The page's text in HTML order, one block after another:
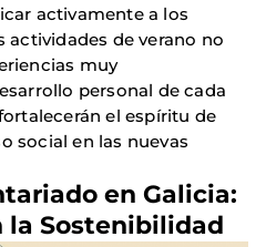
activamente a los
actividades de verano no
muy
personal de cada
el espíritu de
social en las nuevas
en Galicia:
la Sostenibilidad